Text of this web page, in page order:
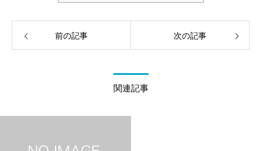
前の記事 次の記事
関連記事